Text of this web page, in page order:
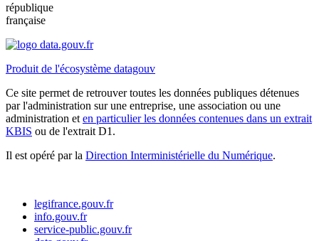
république
française
Produit de l'écosystème datagouv
Ce site permet de retrouver toutes les données publiques détenues
par l'administration sur une entreprise, une association ou une
administration et en particulier les données contenues dans un extrait
KBIS ou de l'extrait D1.
Il est opéré par la Direction Interministérielle du Numérique.
legifrance.gouv.fr
info.gouv.fr
service-public.gouv.fr